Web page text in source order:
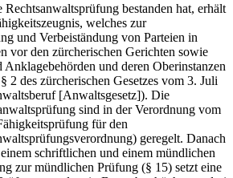
bestanden hat, erhält
welches zur
und Verbeiständung von Parteien in
vor den zürcherischen Gerichten sowie
und deren Oberinstanzen
2 des zürcherischen Gesetzes vom 3. Juli
[Anwaltsgesetz]). Die
sind in der Verordnung vom
für den
geregelt. Danach
schriftlichen und einem mündlichen
zur mündlichen Prüfung (§ 15) setzt eine